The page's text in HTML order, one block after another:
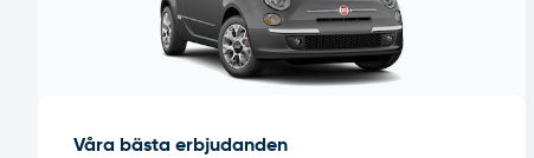
Våra bästa erbjudanden